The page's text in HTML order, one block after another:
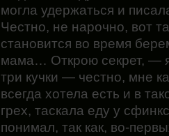
могла удержаться и
Честно, не нарочно, вот
становится во время
мама… Открою секрет, —
три кучки — честно, мне
всегда хотела есть и в
грех, таскала еду у
понимал, так как, во-